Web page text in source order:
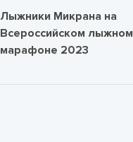
Лыжники Микрана на
Всероссийском лыжном
марафоне 2023